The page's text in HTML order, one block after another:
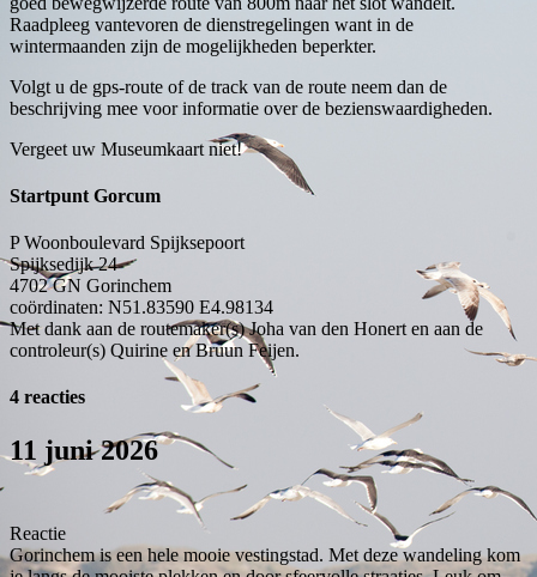
Raadpleeg vantevoren de dienstregelingen want in de
wintermaanden zijn de mogelijkheden beperkter.
Volgt u de gps-route of de track van de route neem dan de
beschrijving mee voor informatie over de bezienswaardigheden.
Vergeet uw Museumkaart niet!
Startpunt Gorcum
P Woonboulevard Spijksepoort
Spijksedijk 24
4702 GN Gorinchem
coördinaten: N51.83590 E4.98134
Met dank aan de routemaker(s) Joha van den Honert en aan de
controleur(s) Quirine en Bruun Feijen.
4 reacties
11 juni 2026
Reactie
Gorinchem is een hele mooie vestingstad. Met deze wandeling kom